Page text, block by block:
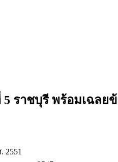
ราชบุรีพร้อมเฉลย